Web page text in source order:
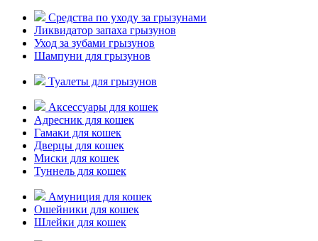
Средства по уходу за грызунами
Ликвидатор запаха грызунов
Уход за зубами грызунов
Шампуни для грызунов
Туалеты для грызунов
Аксессуары для кошек
Адресник для кошек
Гамаки для кошек
Дверцы для кошек
Миски для кошек
Туннель для кошек
Амуниция для кошек
Ошейники для кошек
Шлейки для кошек